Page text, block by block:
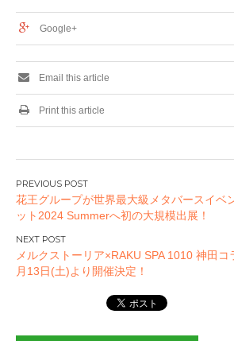
Google+
Email this article
Print this article
投
稿
ナ
ビ
ゲ
花王グループが世界最大級メタバースイベ
ット2024 Summerへ初の大規模出展！
メルクストーリア×RAKU SPA 1010 神田
月13日(土)より開催決定！